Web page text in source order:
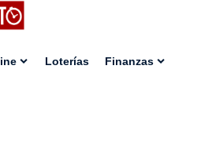
Loterías Finanzas